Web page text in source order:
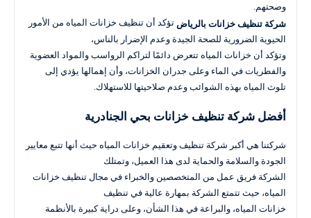
وصحتهم.
شركة تنظيف خزانات بالرياض تؤكد أن تنظيف خزانات المياه من الأمور
الحيوية الضرورية للصحة الجيدة وعدم الإضرار بالناس،
وتؤكد أن خزانات المياه تتعرض دائمًا لتراكم الرواسب والمواد العضوية
والفطريات في الماء وعلى جدران الخزانات، وأن إهمالها يؤدي إلى
تلوث المياه بهذه الشوائب وعدم صلاحيتها للاستهلاك.
أفضل شركة تنظيف خزانات بحي الجنادرية
شركتنا هي أكبر شركة تنظيف وتعقيم خزانات المياه حيث أنها تتبع معايير
الجودة والسلامة والحماية لدى هذا العميل، وتمتلك
الشركة فريق عمل من المتخصصين والخبراء في مجال تنظيف خزانات
المياه، حيث تتمتع الشركة بمهارة عالية في تنظيف
خزانات المياه، والبراعة في هذا الشأن، وعلى دراية كبيرة بالأنظمة